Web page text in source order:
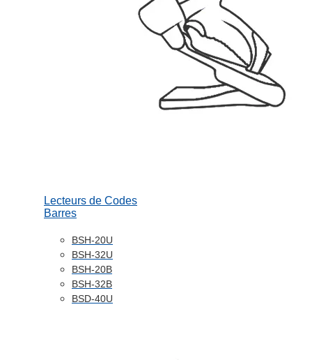
Lecteurs de Codes
Barres
BSH-20U
BSH-32U
BSH-20B
BSH-32B
BSD-40U